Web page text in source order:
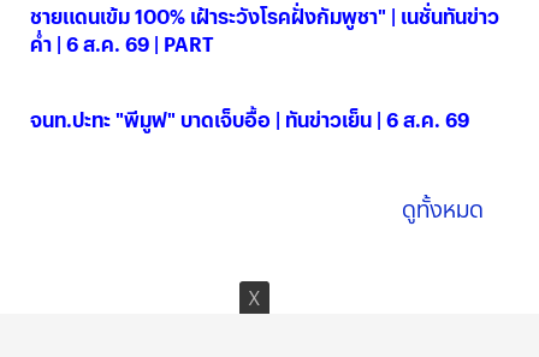
ชายแดนเข้ม 100% เฝ้าระวังโรคฝั่งกัมพูชา" | เนชั่นทันข่าว
ค่ำ | 6 ส.ค. 69 | PART
จนท.ปะทะ "พีมูฟ" บาดเจ็บอื้อ | ทันข่าวเย็น | 6 ส.ค. 69
ดูทั้งหมด